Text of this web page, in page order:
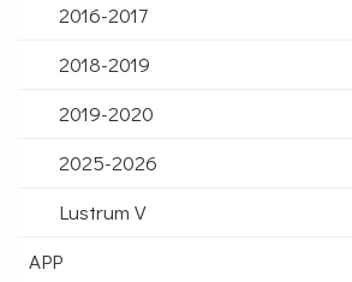
2016-2017
2018-2019
2019-2020
2025-2026
Lustrum V
APP